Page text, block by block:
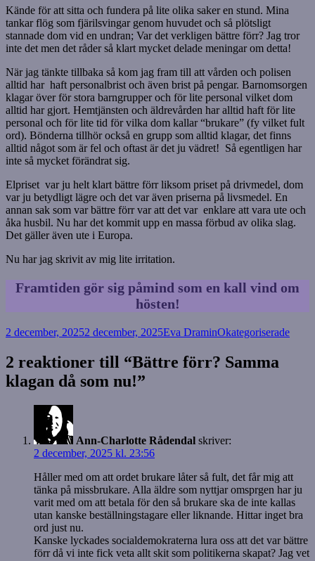
Kände för att sitta och fundera på lite olika saker en stund. Mina
tankar flög som fjärilsvingar genom huvudet och så plötsligt
stannade dom vid en undran; Var det verkligen bättre förr? Jag tror
inte det men det råder så klart mycket delade meningar om detta!
När jag tänkte tillbaka så kom jag fram till att vården och polisen
alltid har haft personalbrist och även brist på pengar. Barnomsorgen
klagar över för stora barngrupper och för lite personal vilket dom
alltid har gjort. Hemtjänsten och äldrevården har alltid haft för lite
personal och för lite tid för vilka dom kallar “brukare” (fy vilket fult
ord). Bönderna tillhör också en grupp som alltid klagar, det finns
alltid något som är fel och oftast är det ju vädret! Så egentligen har
inte så mycket förändrat sig.
Elpriset var ju helt klart bättre förr liksom priset på drivmedel, dom
var ju betydligt lägre och det var även priserna på livsmedel. En
annan sak som var bättre förr var att det var enklare att vara ute och
åka husbil. Nu har det kommit upp en massa förbud av olika slag.
Det gäller även ute i Europa.
Nu har jag skrivit av mig lite irritation.
Framtiden gör sig påmind som en kall vind om
hösten!
Postat
2 december, 20252 december, 2025Författare
Eva DraminKategorier
Okategoriserade
2 reaktioner till “Bättre förr? Samma
klagan då som nu!”
Ann-Charlotte Rådendal skriver:
2 december, 2025 kl. 23:56
Håller med om att ordet brukare låter så fult, det får mig att
tänka på missbrukare. Alla äldre som nyttjar omsprgen har ju
varit med om att betala för den så brukare ska de inte kallas
utan kanske beställningstagare eller liknande. Hittar inget bra
ord just nu.
Kanske lyckades socialdemokraterna lura oss att det var bättre
förr då vi inte fick veta allt skit som politikerna skapat? Jag vet